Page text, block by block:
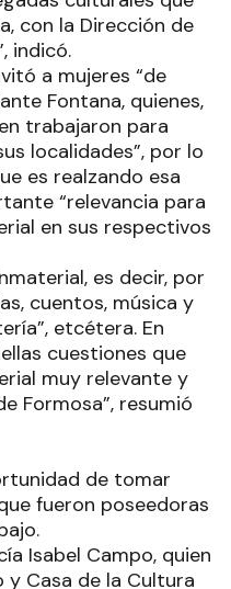
con la Dirección de
indicó.
a mujeres “de
Fontana, quienes,
trabajaron para
localidades”, por lo
es realzando esa
“relevancia para
en sus respectivos
es decir, por
cuentos, música y
etcétera. En
cuestiones que
muy relevante y
Formosa”, resumió
de tomar
fueron poseedoras
Isabel Campo, quien
y Casa de la Cultura